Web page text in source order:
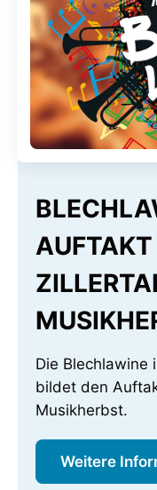
Die Blechlawine
bildet den
Musikherbst.
Weitere